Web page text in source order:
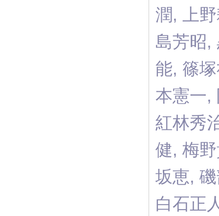
潤, 上
島芳昭,
能, 篠
本憲一,
紅林秀
健, 梅
坂恵,
白石正